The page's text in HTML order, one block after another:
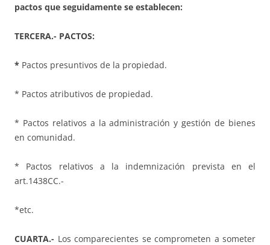
pactos que seguidamente se establecen:
TERCERA.- PACTOS:
* Pactos presuntivos de la propiedad.
* Pactos atributivos de propiedad.
* Pactos relativos a la administración y gestión de bienes
en comunidad.
* Pactos relativos a la indemnización prevista en el
art.1438CC.-
*etc.
CUARTA.- Los comparecientes se comprometen a someter